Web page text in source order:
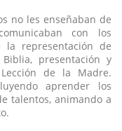
no les enseñaban de
con los
representación de
presentación y
de la Madre.
aprender los
talentos, animando a